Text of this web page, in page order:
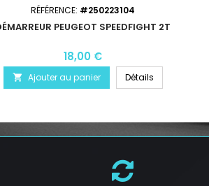
RÉFÉRENCE: #250223104
PEUGEOT SPEEDFIGHT 2T
18,00 €
 Ajouter au panier Détails